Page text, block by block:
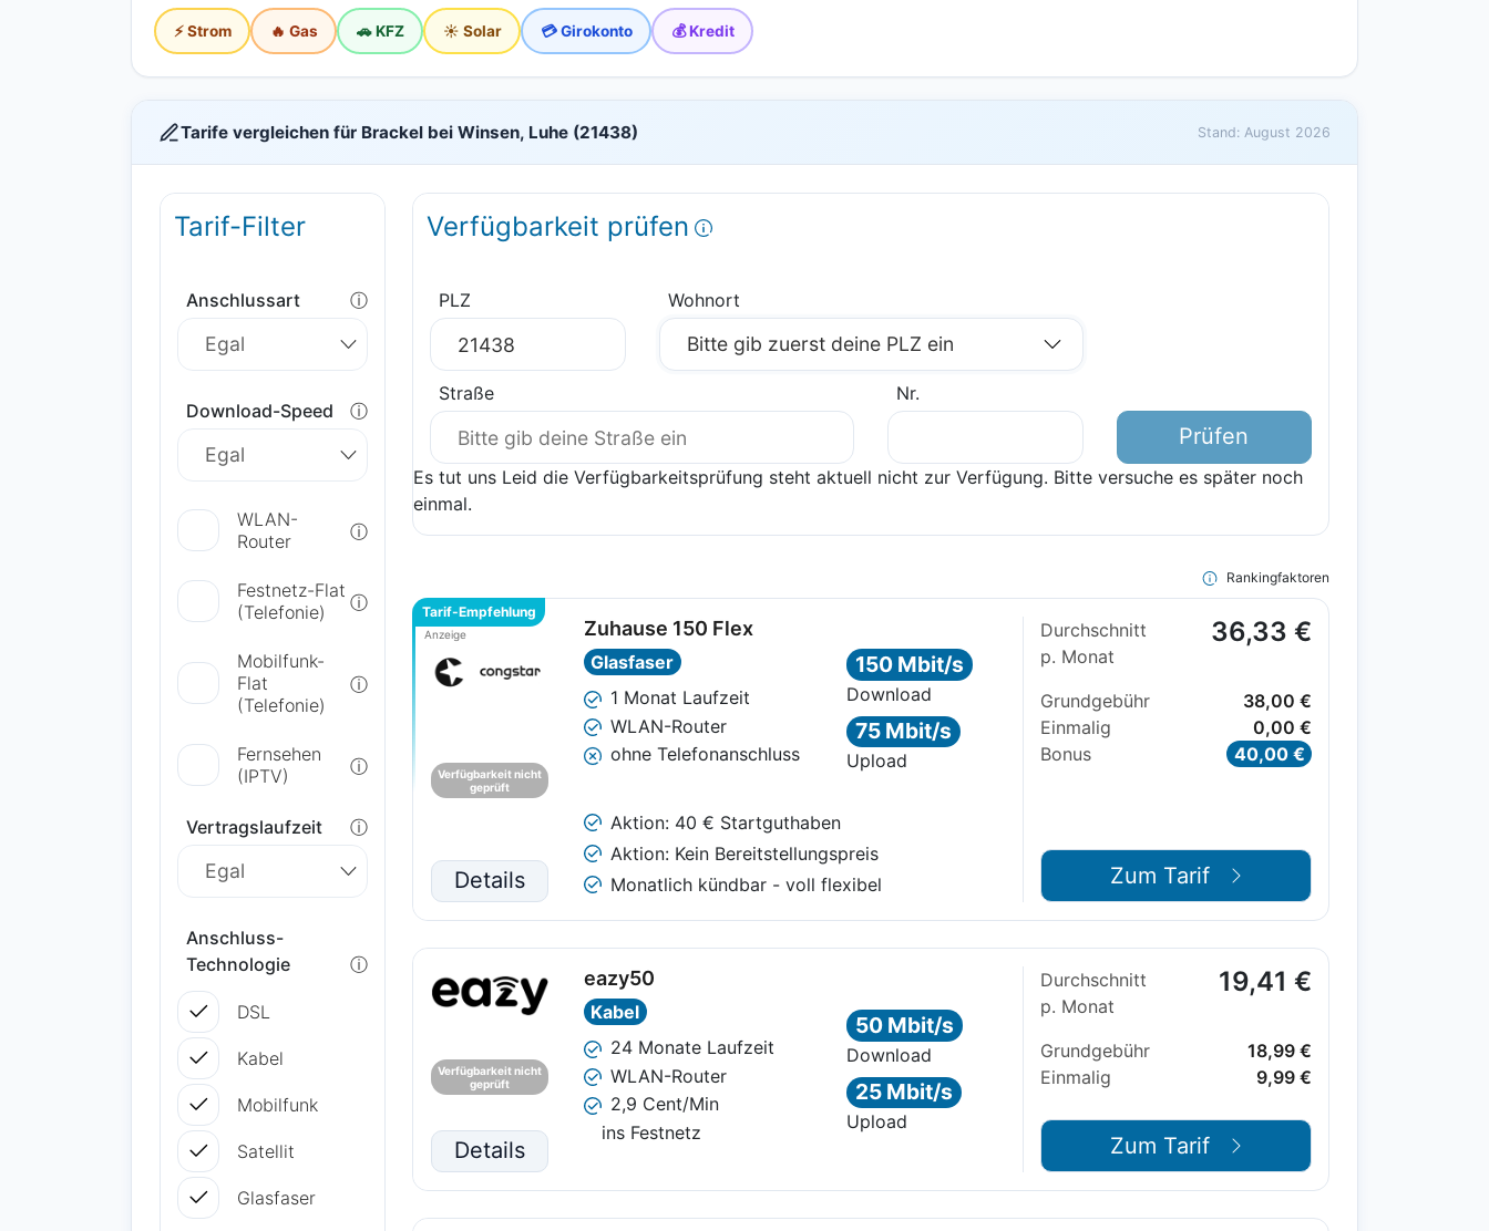
⚡ Strom 🔥 Gas 🚗 KFZ ☀️ Solar 💳 Girokonto 💰 Kredit
Tarife vergleichen für Brackel bei Winsen, Luhe (21438) Stand: August 2026